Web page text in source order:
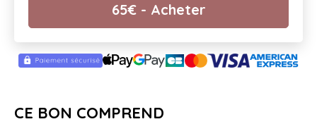
65€- Acheter
CE BON COMPREND